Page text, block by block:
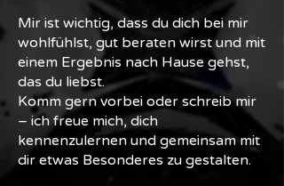
Mir ist wichtig, dass du dich bei mir
wohlfühlst, gut beraten wirst und mit
einem Ergebnis nach Hause gehst,
das du liebst.
Komm gern vorbei oder schreib mir
– ich freue mich, dich
kennenzulernen und gemeinsam mit
dir etwas Besonderes zu gestalten.